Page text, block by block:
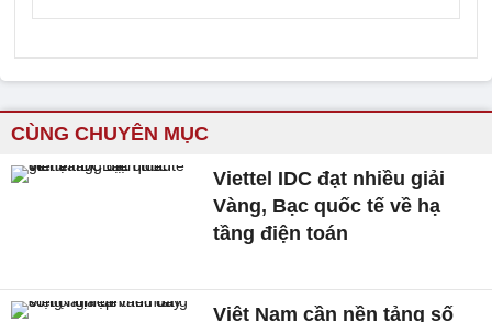
CÙNG CHUYÊN MỤC
Viettel IDC đạt nhiều giải
Vàng, Bạc quốc tế về hạ
tầng điện toán
Việt Nam cần nền tảng số